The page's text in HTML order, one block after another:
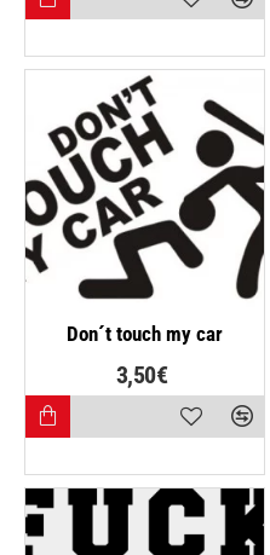
Don´t touch my car
3,50€